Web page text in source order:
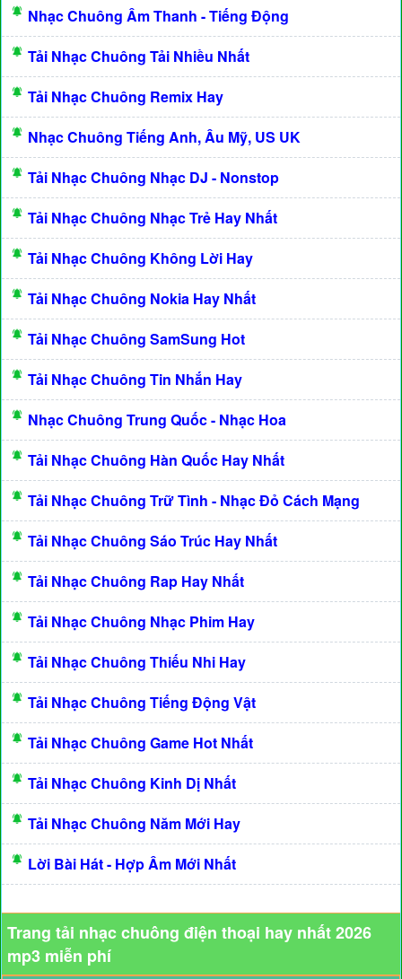
Nhạc Chuông Âm Thanh - Tiếng Động
Tải Nhạc Chuông Tải Nhiều Nhất
Tải Nhạc Chuông Remix Hay
Nhạc Chuông Tiếng Anh, Âu Mỹ, US UK
Tải Nhạc Chuông Nhạc DJ - Nonstop
Tải Nhạc Chuông Nhạc Trẻ Hay Nhất
Tải Nhạc Chuông Không Lời Hay
Tải Nhạc Chuông Nokia Hay Nhất
Tải Nhạc Chuông SamSung Hot
Tải Nhạc Chuông Tin Nhắn Hay
Nhạc Chuông Trung Quốc - Nhạc Hoa
Tải Nhạc Chuông Hàn Quốc Hay Nhất
Tải Nhạc Chuông Trữ Tình - Nhạc Đỏ Cách Mạng
Tải Nhạc Chuông Sáo Trúc Hay Nhất
Tải Nhạc Chuông Rap Hay Nhất
Tải Nhạc Chuông Nhạc Phim Hay
Tải Nhạc Chuông Thiếu Nhi Hay
Tải Nhạc Chuông Tiếng Động Vật
Tải Nhạc Chuông Game Hot Nhất
Tải Nhạc Chuông Kinh Dị Nhất
Tải Nhạc Chuông Năm Mới Hay
Lời Bài Hát - Hợp Âm Mới Nhất
Trang tải nhạc chuông điện thoại hay nhất 2026
mp3 miễn phí